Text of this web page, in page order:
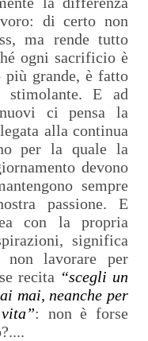
di certo non
ma rende tutto
ogni sacrificio è
grande, è fatto
stimolante. E ad
ci pensa la
alla continua
per la quale la
devono
sempre
passione. E
con la propria
significa
lavorare per
recita “scegli un
mai, neanche per
: non è forse